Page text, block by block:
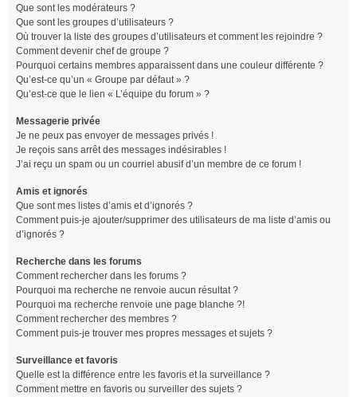
Que sont les modérateurs ?
Que sont les groupes d’utilisateurs ?
Où trouver la liste des groupes d’utilisateurs et comment les rejoindre ?
Comment devenir chef de groupe ?
Pourquoi certains membres apparaissent dans une couleur différente ?
Qu’est-ce qu’un « Groupe par défaut » ?
Qu’est-ce que le lien « L’équipe du forum » ?
Messagerie privée
Je ne peux pas envoyer de messages privés !
Je reçois sans arrêt des messages indésirables !
J’ai reçu un spam ou un courriel abusif d’un membre de ce forum !
Amis et ignorés
Que sont mes listes d’amis et d’ignorés ?
Comment puis-je ajouter/supprimer des utilisateurs de ma liste d’amis ou
d’ignorés ?
Recherche dans les forums
Comment rechercher dans les forums ?
Pourquoi ma recherche ne renvoie aucun résultat ?
Pourquoi ma recherche renvoie une page blanche ?!
Comment rechercher des membres ?
Comment puis-je trouver mes propres messages et sujets ?
Surveillance et favoris
Quelle est la différence entre les favoris et la surveillance ?
Comment mettre en favoris ou surveiller des sujets ?